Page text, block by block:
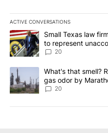
ACTIVE CONVERSATIONS
The following is a list of the
A trending article titled
Small Texas law
to represent
20
A trending article titled
What's that smell?
gas odor by
20